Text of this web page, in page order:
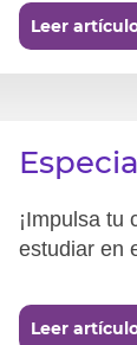
Leer
¡Impulsa
estudiar en
Leer